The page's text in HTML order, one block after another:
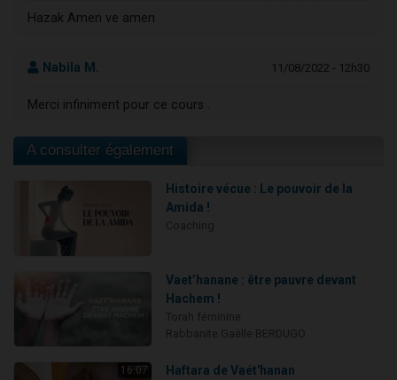
Hazak Amen ve amen
Nabila M. 11/08/2022 - 12h30
Merci infiniment pour ce cours .
A consulter également
Histoire vécue : Le pouvoir de la
Amida !
Vaet’hanane : être pauvre devant
Hachem !
16:07 Haftara de Vaét'hanan